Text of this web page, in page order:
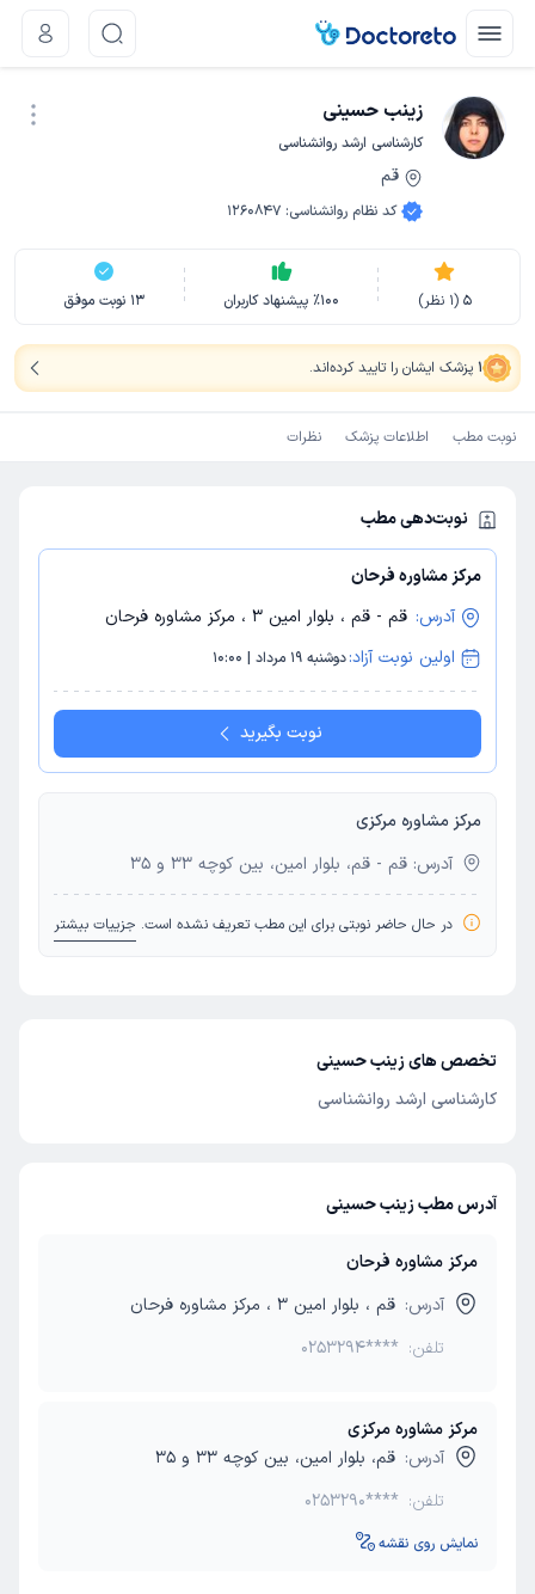
زینب حسینی
کارشناسی ارشد روانشناسی
قم
کد نظام روانشناسی:
1260847
5
(
1 نظر) ٪100 پیشنهاد کاربران 13 نوبت موفق
1 پزشک ایشان را تایید کرده‌اند.
نوبت مطب اطلاعات پزشک نظرات
نوبت‌دهی مطب
مرکز مشاوره فرحان
آدرس: قم - قم ، بلوار امین 3 ، مرکز مشاوره فرحان
اولین نوبت آزاد:دوشنبه 19 مرداد | 10:00
نوبت بگیرید
مرکز مشاوره مرکزی
آدرس: قم - قم، بلوار امین، بین کوچه 33 و 35
در حال حاضر نوبتی برای این مطب تعریف نشده است. جزییات بیشتر
تخصص های زینب حسینی
کارشناسی ارشد روانشناسی
آدرس مطب زینب حسینی
مرکز مشاوره فرحان
آدرس: قم ، بلوار امین 3 ، مرکز مشاوره فرحان
تلفن: 0253294****
مرکز مشاوره مرکزی
آدرس: قم، بلوار امین، بین کوچه 33 و 35
تلفن: 0253290****
نمایش روی نقشه